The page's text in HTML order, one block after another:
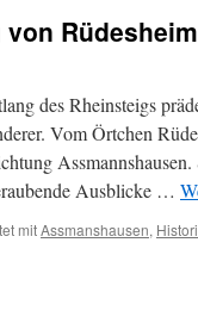
des Rheinsteigs
Vom Örtchen
Assmannshausen.
Ausblicke …
mitAssmanshausen,